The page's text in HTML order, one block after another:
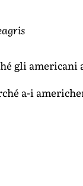
gli americani
a-i